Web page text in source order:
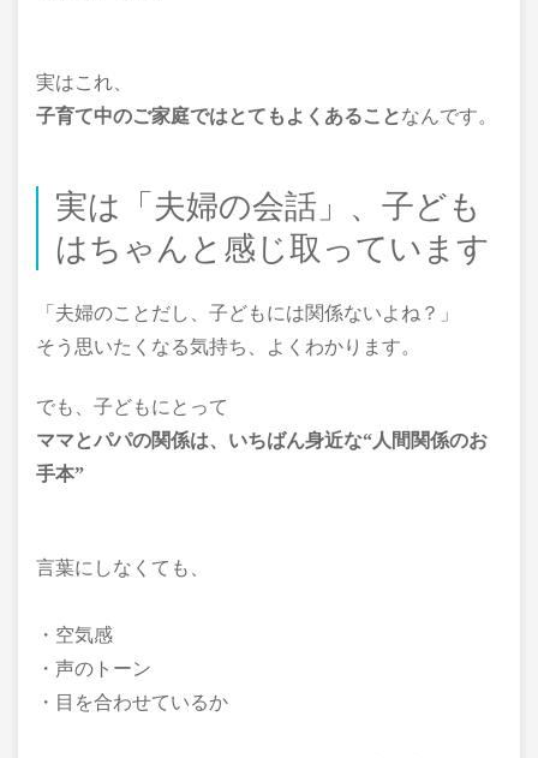
実はこれ、
子育て中のご家庭ではとてもよくあることなんです。
実は「夫婦の会話」、子ども
はちゃんと感じ取っています
「夫婦のことだし、子どもには関係ないよね？」
そう思いたくなる気持ち、よくわかります。
でも、子どもにとって
ママとパパの関係は、いちばん身近な“人間関係のお
手本”
言葉にしなくても、
・空気感
・声のトーン
・目を合わせているか